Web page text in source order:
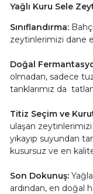
Yağlı Kuru Sele
Sınıflandırma:
zeytinlerimizi dane
Doğal
olmadan, sadece
tanklarımız da
Titiz Seçim ve
ulaşan zeytinlerimizi
yıkayıp suyundan
kusursuz ve en
Son Dokunuş:
ardından, en doğal